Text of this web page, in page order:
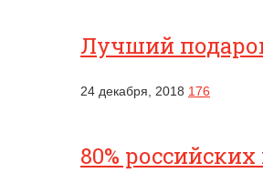
Лучший
24 декабря, 2018 176
80%